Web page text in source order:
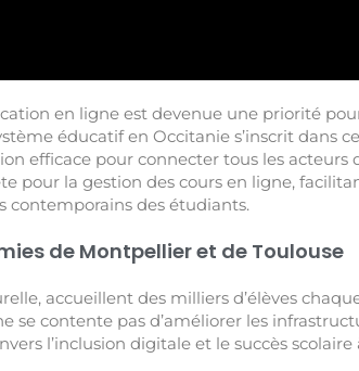
en ligne est devenue une priorité
éducatif en Occitanie s’inscrit dans
efficace pour connecter tous les acteurs
pour la gestion des cours en ligne,
contemporains des étudiants.
de Montpellier et de Toulouse
accueillent des milliers d’élèves
se contente pas d’améliorer les
l’inclusion digitale et le succès scolaire